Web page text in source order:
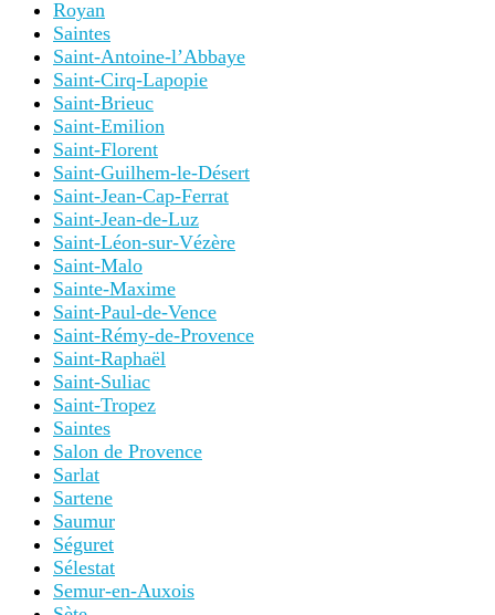
Royan
Saintes
Saint-Antoine-l’Abbaye
Saint-Cirq-Lapopie
Saint-Brieuc
Saint-Emilion
Saint-Florent
Saint-Guilhem-le-Désert
Saint-Jean-Cap-Ferrat
Saint-Jean-de-Luz
Saint-Léon-sur-Vézère
Saint-Malo
Sainte-Maxime
Saint-Paul-de-Vence
Saint-Rémy-de-Provence
Saint-Raphaël
Saint-Suliac
Saint-Tropez
Saintes
Salon de Provence
Sarlat
Sartene
Saumur
Séguret
Sélestat
Semur-en-Auxois